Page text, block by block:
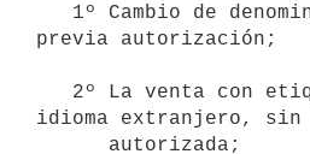
previa autorización;
idioma extranjero,